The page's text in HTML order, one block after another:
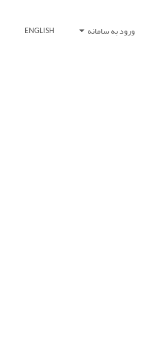
ورود به سامانه ENGLISH